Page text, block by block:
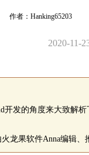
作者：Hanking65203
2020-11-
开发的角度来大致解析
龙果软件Anna编辑、